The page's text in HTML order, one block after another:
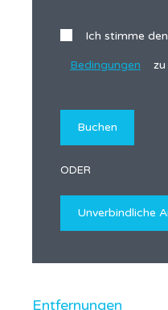
Ich stimme den
Bedingungen zu
ODER
Entfernungen